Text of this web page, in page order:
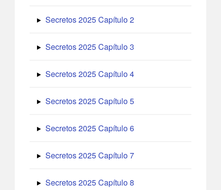
Secretos 2025 Capítulo 2
Secretos 2025 Capítulo 3
Secretos 2025 Capítulo 4
Secretos 2025 Capítulo 5
Secretos 2025 Capítulo 6
Secretos 2025 Capítulo 7
Secretos 2025 Capítulo 8